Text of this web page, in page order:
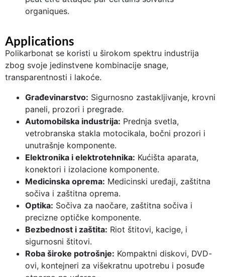
organiques.
Applications
Polikarbonat se koristi u širokom spektru industrija
zbog svoje jedinstvene kombinacije snage,
transparentnosti i lakoće.
Građevinarstvo: Sigurnosno zastakljivanje, krovni
paneli, prozori i pregrade.
Automobilska industrija: Prednja svetla,
vetrobranska stakla motocikala, bočni prozori i
unutrašnje komponente.
Elektronika i elektrotehnika: Kućišta aparata,
konektori i izolacione komponente.
Medicinska oprema: Medicinski uređaji, zaštitna
sočiva i zaštitna oprema.
Optika: Sočiva za naočare, zaštitna sočiva i
precizne optičke komponente.
Bezbednost i zaštita: Riot štitovi, kacige, i
sigurnosni štitovi.
Roba široke potrošnje: Kompaktni diskovi, DVD-
ovi, kontejneri za višekratnu upotrebu i posuđe